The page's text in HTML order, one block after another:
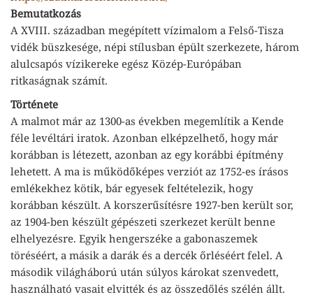
Bemutatkozás
A XVIII. században megépített vízimalom a Felső-Tisza
vidék büszkesége, népi stílusban épült szerkezete, három
alulcsapós vízikereke egész Közép-Európában
ritkaságnak számít.
Története
A malmot már az 1300-as években megemlítik a Kende
féle levéltári iratok. Azonban elképzelhető, hogy már
korábban is létezett, azonban az egy korábbi építmény
lehetett. A ma is működőképes verziót az 1752-es írásos
emlékekhez kötik, bár egyesek feltételezik, hogy
korábban készült. A korszerűsítésre 1927-ben került sor,
az 1904-ben készült gépészeti szerkezet került benne
elhelyezésre. Egyik hengerszéke a gabonaszemek
töréséért, a másik a darák és a dercék őrléséért felel. A
második világháború után súlyos károkat szenvedett,
használható vasait elvitték és az összedőlés szélén állt.